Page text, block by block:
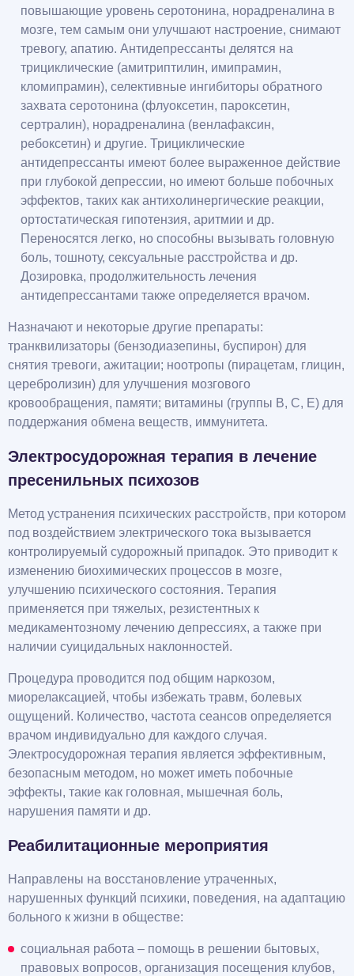
повышающие уровень серотонина, норадреналина в
мозге, тем самым они улучшают настроение, снимают
тревогу, апатию. Антидепрессанты делятся на
трициклические (амитриптилин, имипрамин,
кломипрамин), селективные ингибиторы обратного
захвата серотонина (флуоксетин, пароксетин,
сертралин), норадреналина (венлафаксин,
ребоксетин) и другие. Трициклические
антидепрессанты имеют более выраженное действие
при глубокой депрессии, но имеют больше побочных
эффектов, таких как антихолинергические реакции,
ортостатическая гипотензия, аритмии и др.
Переносятся легко, но способны вызывать головную
боль, тошноту, сексуальные расстройства и др.
Дозировка, продолжительность лечения
антидепрессантами также определяется врачом.
Назначают и некоторые другие препараты:
транквилизаторы (бензодиазепины, буспирон) для
снятия тревоги, ажитации; ноотропы (пирацетам, глицин,
церебролизин) для улучшения мозгового
кровообращения, памяти; витамины (группы В, С, Е) для
поддержания обмена веществ, иммунитета.
Электросудорожная терапия в лечение
пресенильных психозов
Метод устранения психических расстройств, при котором
под воздействием электрического тока вызывается
контролируемый судорожный припадок. Это приводит к
изменению биохимических процессов в мозге,
улучшению психического состояния. Терапия
применяется при тяжелых, резистентных к
медикаментозному лечению депрессиях, а также при
наличии суицидальных наклонностей.
Процедура проводится под общим наркозом,
миорелаксацией, чтобы избежать травм, болевых
ощущений. Количество, частота сеансов определяется
врачом индивидуально для каждого случая.
Электросудорожная терапия является эффективным,
безопасным методом, но может иметь побочные
эффекты, такие как головная, мышечная боль,
нарушения памяти и др.
Реабилитационные мероприятия
Направлены на восстановление утраченных,
нарушенных функций психики, поведения, на адаптацию
больного к жизни в обществе:
социальная работа – помощь в решении бытовых,
правовых вопросов, организация посещения клубов,